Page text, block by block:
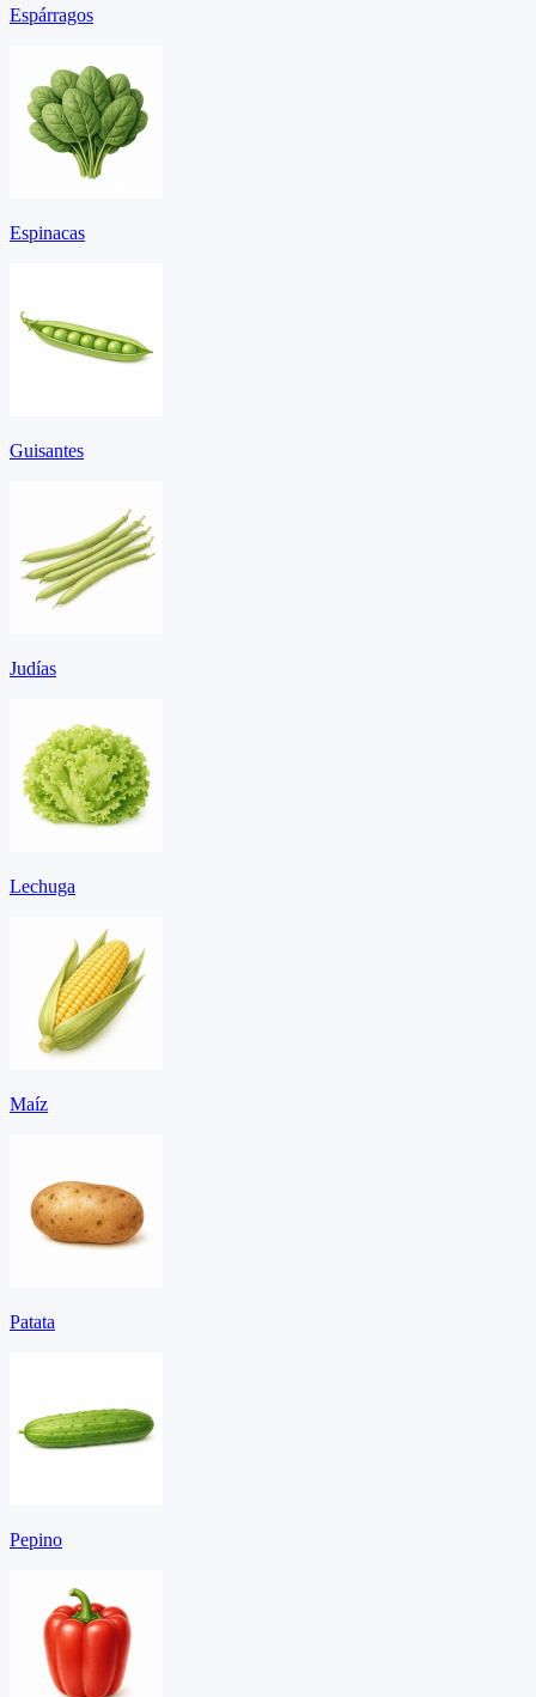
Espárragos
Espinacas
Guisantes
Judías
Lechuga
Maíz
Patata
Pepino